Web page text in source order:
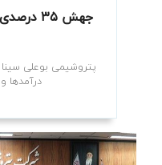
جهش ۳۵
پتروشیمی بوعلی
درآمدها و